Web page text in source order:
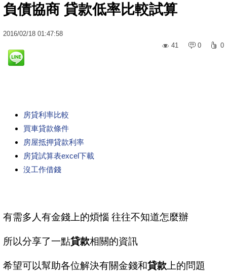
負債協商 貸款低率比較試算
2016/02/18 01:47:58
41
0 0
房貸利率比較
買車貸款條件
房屋抵押貸款利率
房貸試算表excel下載
沒工作借錢
有需多人有金錢上的煩惱 往往不知道怎麼辦
所以分享了一點貸款相關的資訊
希望可以幫助各位解決有關金錢和貸款 上的問題